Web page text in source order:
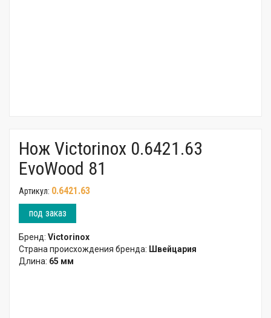
Нож Victorinox 0.6421.63
EvoWood 81
Артикул: 0.6421.63
под заказ
Бренд: Victorinox
Страна происхождения бренда: Швейцария
Длина: 65 мм